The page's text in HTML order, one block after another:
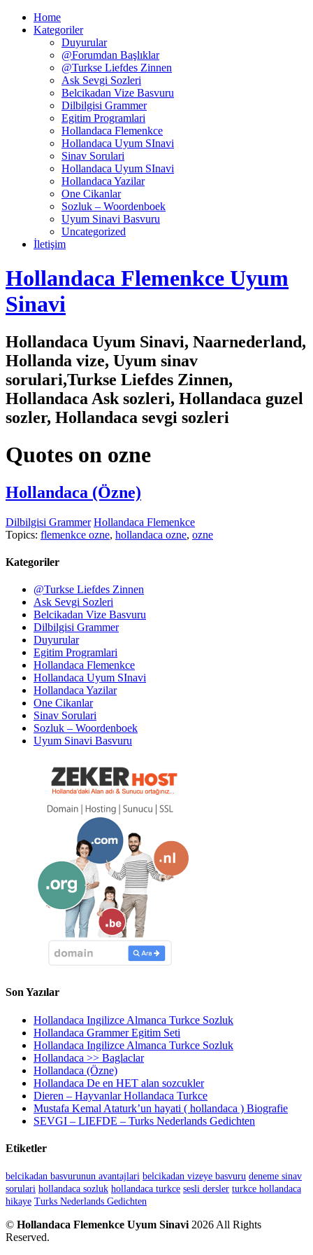
Home
Kategoriler
Duyurular
@Forumdan Başlıklar
@Turkse Liefdes Zinnen
Ask Sevgi Sozleri
Belcikadan Vize Basvuru
Dilbilgisi Grammer
Egitim Programlari
Hollandaca Flemenkce
Hollandaca Uyum SInavi
Sinav Sorulari
Hollandaca Uyum SInavi
Hollandaca Yazilar
One Cikanlar
Sozluk – Woordenboek
Uyum Sinavi Basvuru
Uncategorized
İletişim
Hollandaca Flemenkce Uyum
Sinavi
Hollandaca Uyum Sinavi, Naarnederland,
Hollanda vize, Uyum sinav
sorulari,Turkse Liefdes Zinnen,
Hollandaca Ask sozleri, Hollandaca guzel
sozler, Hollandaca sevgi sozleri
Quotes on ozne
Hollandaca (Özne)
Dilbilgisi Grammer Hollandaca Flemenkce
Topics: flemenkce ozne, hollandaca ozne, ozne
Kategoriler
@Turkse Liefdes Zinnen
Ask Sevgi Sozleri
Belcikadan Vize Basvuru
Dilbilgisi Grammer
Duyurular
Egitim Programlari
Hollandaca Flemenkce
Hollandaca Uyum SInavi
Hollandaca Yazilar
One Cikanlar
Sinav Sorulari
Sozluk – Woordenboek
Uyum Sinavi Basvuru
Son Yazılar
Hollandaca Ingilizce Almanca Turkce Sozluk
Hollandaca Grammer Egitim Seti
Hollandaca Ingilizce Almanca Turkce Sozluk
Hollandaca >> Baglaclar
Hollandaca (Özne)
Hollandaca De en HET alan sozcukler
Dieren – Hayvanlar Hollandaca Turkce
Mustafa Kemal Ataturk’un hayati ( hollandaca ) Biografie
SEVGI – LIEFDE – Turks Nederlands Gedichten
Etiketler
belcikadan basvurunun avantajlari belcikadan vizeye basvuru deneme sinav
sorulari hollandaca sozluk hollandaca turkce sesli dersler turkce hollandaca
hikaye Turks Nederlands Gedichten
© Hollandaca Flemenkce Uyum Sinavi 2026 All Rights
Reserved.